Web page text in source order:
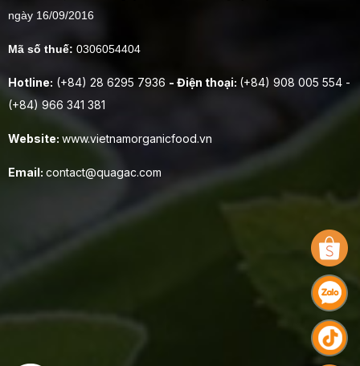
ngày 16/09/2016
Mã số thuế: 0306054404
Hotline: (+84) 28 6295 7936 - Điện thoại: (+84) 908 005 554 -
(+84) 966 341 381
Website: www.vietnamorganicfood.vn
Email: contact@quagac.com